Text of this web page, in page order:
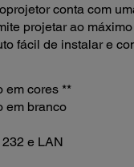
conta com
projetar ao
fácil de instalar e
em cores **
em branco
e LAN